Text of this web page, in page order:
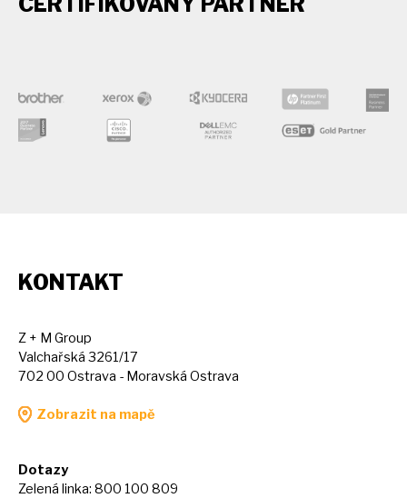
KONTAKT
Z + M Group
Valchařská 3261/17
702 00 Ostrava - Moravská Ostrava
Zobrazit na mapě
Dotazy
Zelená linka: 800 100 809